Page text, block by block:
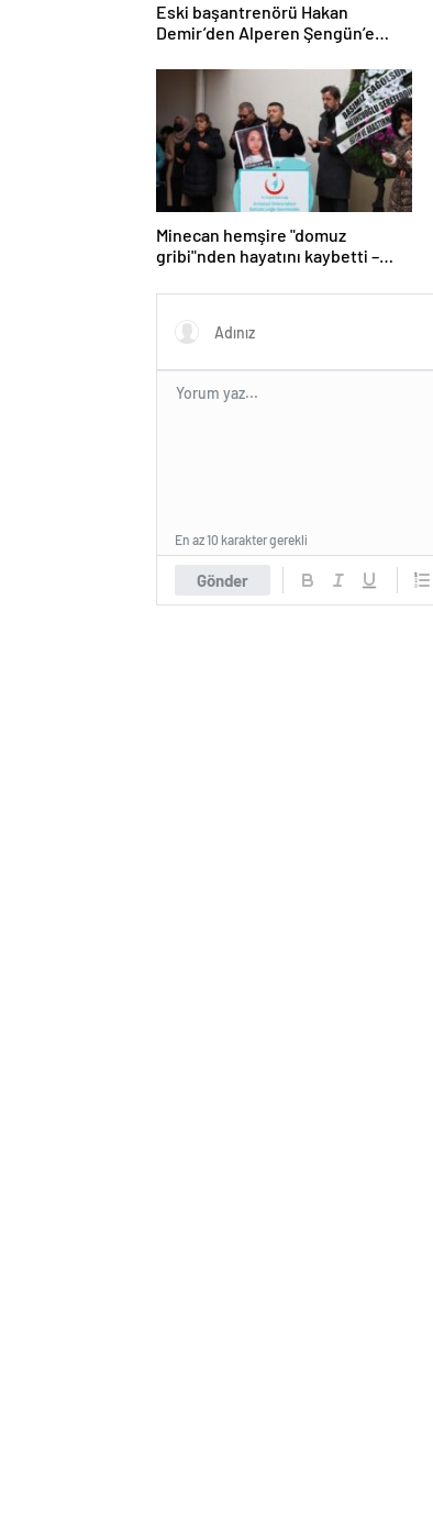
Eski başantrenörü Hakan
Demir’den Alperen Şengün’e
Minecan hemşire "domuz
gribi"nden hayatını kaybetti –
Gönder
En az 10 karakter gerekli